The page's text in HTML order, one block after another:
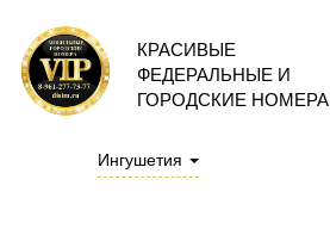
КРАСИВЫЕ
ФЕДЕРАЛЬНЫЕ И
ГОРОДСКИЕ НОМЕРА
Ингушетия